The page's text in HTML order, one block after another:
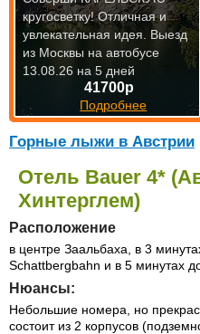
Горные лыжи в Австрии
Отель Bauer 4*
Хинтерглем)
Расположение
в центре Заальбаха, в 3
Schattbergbahn и в 5 минутах
Нюансы:
Небольшие номера, но
состоит из 2 корпусов
41700р
Подробнее
кругосветку! Отличная и
увлекательная идея. Выезд
из Москвы на автобусе
13.08.26 на 5 дней